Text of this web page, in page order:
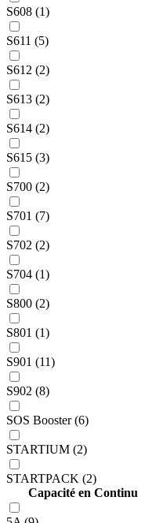
S608 (1)
S611 (5)
S612 (2)
S613 (2)
S614 (2)
S615 (3)
S700 (2)
S701 (7)
S702 (2)
S704 (1)
S800 (2)
S801 (1)
S901 (11)
S902 (8)
SOS Booster (6)
STARTIUM (2)
STARTPACK (2)
Capacité en Continu